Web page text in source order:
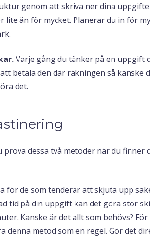
genom att skriva ner dina
än för mycket. Planerar du in för
Varje gång du tänker på en uppgift
betala den där räkningen så kanske
det.
dessa två metoder när du finner
för de som tenderar att skjuta upp
tid på din uppgift kan det göra stor
Kanske är det allt som behövs?
metod som en regel. Gör det